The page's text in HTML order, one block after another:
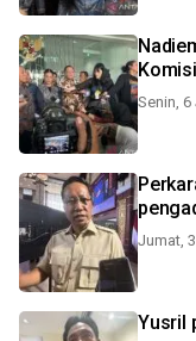
Senin, 6
Jumat,
Yusril